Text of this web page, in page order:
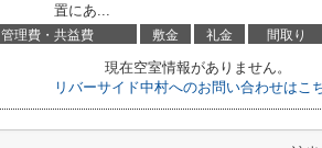
置にあ...
管理費・共益費 敷金 礼金 間取り
現在空室情報がありません。
リバーサイド中村へのお問い合わせはこ